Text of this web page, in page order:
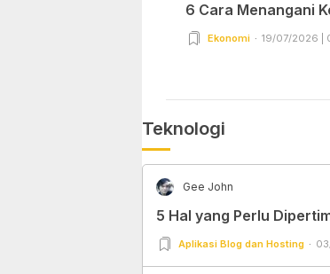
6 Cara Menangani
Ekonomi 19/07/2026 |
Teknologi
Gee John
5 Hal yang Perlu
Aplikasi Blog dan Hosting